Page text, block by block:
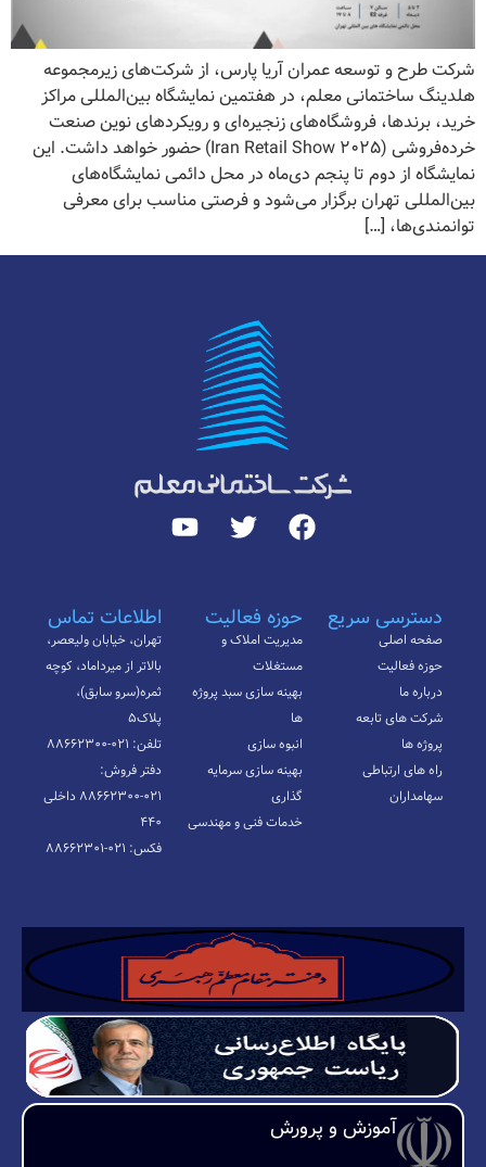
شرکت طرح و توسعه عمران آریا پارس، از شرکت‌های زیرمجموعه
هلدینگ ساختمانی معلم، در هفتمین نمایشگاه بین‌المللی مراکز
خرید، برندها، فروشگاه‌های زنجیره‌ای و رویکردهای نوین صنعت
خرده‌فروشی (Iran Retail Show ۲۰۲۵) حضور خواهد داشت. این
نمایشگاه از دوم تا پنجم دی‌ماه در محل دائمی نمایشگاه‌های
بین‌المللی تهران برگزار می‌شود و فرصتی مناسب برای معرفی
توانمندی‌ها، […]
دسترسی سریع
صفحه اصلی
حوزه فعالیت
درباره ما
شرکت های تابعه
پروژه ها
راه های ارتباطی
سهامداران
حوزه فعالیت
مدیریت املاک و
مستغلات
بهینه سازی سبد پروژه
ها
انبوه سازی
بهینه سازی سرمایه
گذاری
خدمات فنی و مهندسی
اطلاعات تماس
تهران، خیابان ولیعصر،
بالاتر از میرداماد، کوچه
ثمره(سرو سابق)،
پلاک۵
تلفن: ۰۲۱-۸۸۶۶۲۳۰۰
دفتر فروش:
۰۲۱-۸۸۶۶۲۳۰۰ داخلی
۴۴۰
فکس: ۰۲۱-۸۸۶۶۲۳۰۱
آموزش و پرورش